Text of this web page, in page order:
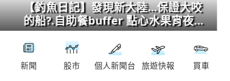
【釣魚日記】發現新大陸...保證大咬
的船?.自助餐buffer 點心水果宵夜吃
到飽